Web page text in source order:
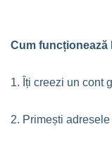
Cum funcționează
1. Îți creezi un cont
2. Primești